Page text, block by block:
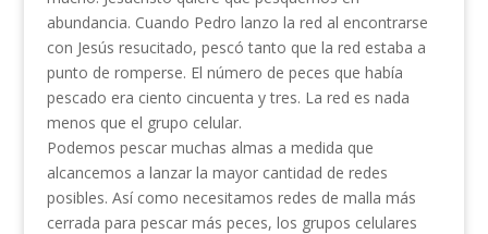
abundancia. Cuando Pedro lanzo la red al encontrarse
con Jesús resucitado, pescó tanto que la red estaba a
punto de romperse. El número de peces que había
pescado era ciento cincuenta y tres. La red es nada
menos que el grupo celular.
Podemos pescar muchas almas a medida que
alcancemos a lanzar la mayor cantidad de redes
posibles. Así como necesitamos redes de malla más
cerrada para pescar más peces, los grupos celulares